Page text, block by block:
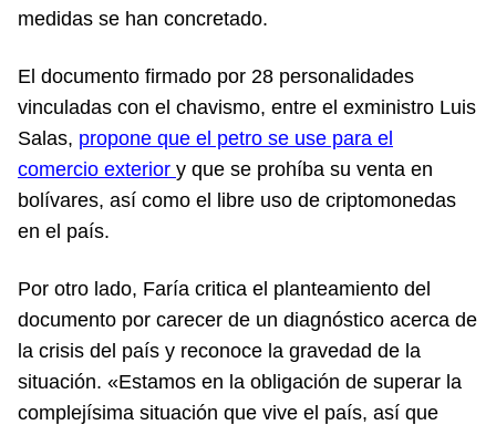
medidas se han concretado.
El documento firmado por 28 personalidades
vinculadas con el chavismo, entre el exministro Luis
Salas, propone que el petro se use para el
comercio exterior y que se prohíba su venta en
bolívares, así como el libre uso de criptomonedas
en el país.
Por otro lado, Faría critica el planteamiento del
documento por carecer de un diagnóstico acerca de
la crisis del país y reconoce la gravedad de la
situación. «Estamos en la obligación de superar la
complejísima situación que vive el país, así que